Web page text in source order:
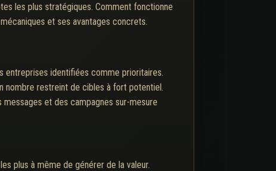
les plus stratégiques. Comment fonctionne
et ses avantages concrets.
entreprises identifiées comme prioritaires.
nombre restreint de cibles à fort potentiel.
et des campagnes sur-mesure
plus à même de générer de la valeur.